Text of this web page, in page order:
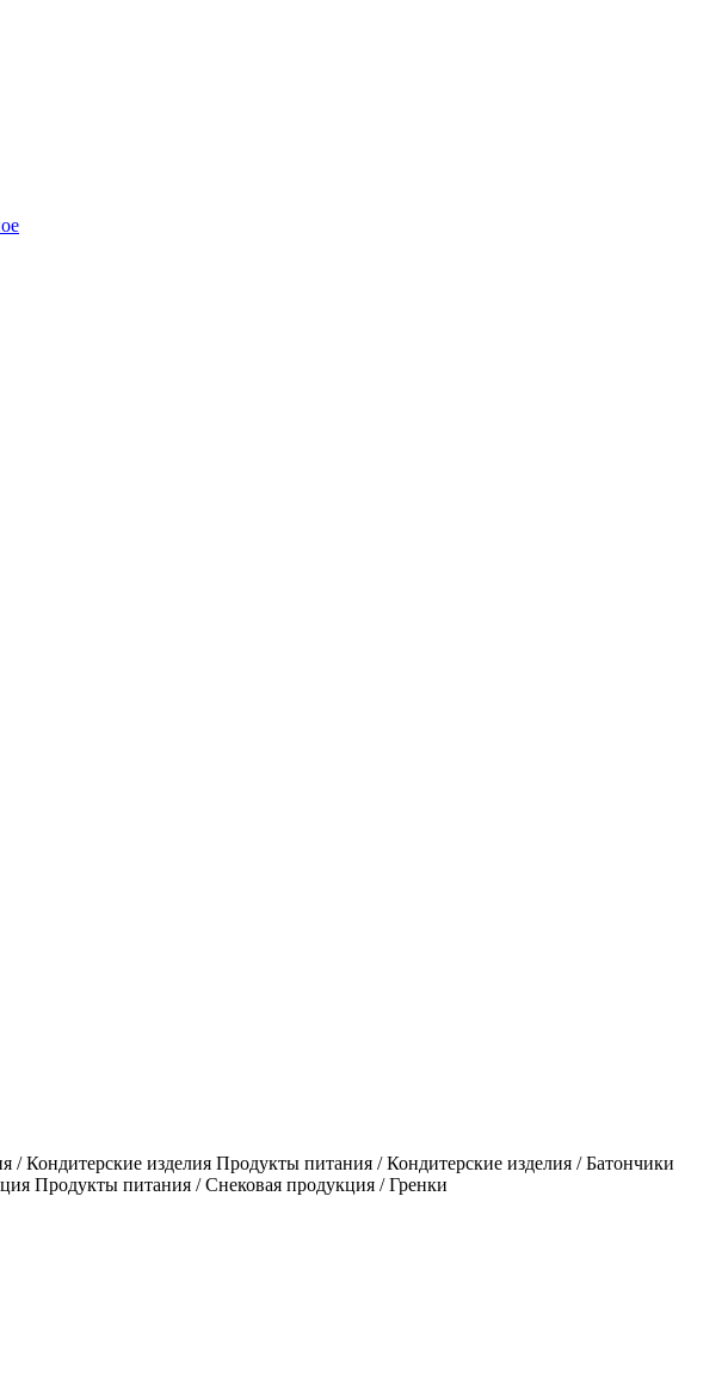
изделия Продукты питания / Кондитерские изделия / Батончики
Продукты питания / Снековая продукция / Гренки